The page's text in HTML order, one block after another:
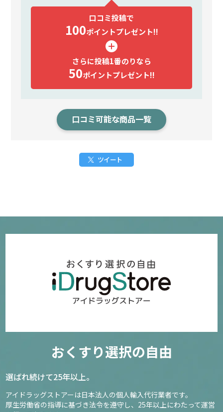
口コミ投稿で
100ポイントプレゼント!!
さらに投稿1番のりなら
50ポイントプレゼント!!
口コミ可能な商品一覧
ツイート
おくすり選択の自由
選ばれ続けて25年以上。
アイドラッグストアーは日本法人の個人輸入代行業者です。
厚生労働省の指導に基づき法令を遵守し、 25年以上にわたって運営